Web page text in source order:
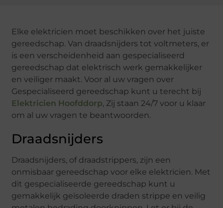
Elke elektricien moet beschikken over het juiste
gereedschap. Van draadsnijders tot voltmeters, er
is een verscheidenheid aan gespecialiseerd
gereedschap dat elektrisch werk gemakkelijker
en veiliger maakt. Voor al uw vragen over
Gespecialiseerd gereedschap kunt u terecht bij
Elektricien Hoofddorp, Zij staan 24/7 voor u klaar
om al uw vragen te beantwoorden.
Draadsnijders
Draadsnijders, of draadstrippers, zijn een
onmisbaar gereedschap voor elke elektricien. Met
dit gespecialiseerde gereedschap kunt u
gemakkelijk geïsoleerde draden strippe en veilig